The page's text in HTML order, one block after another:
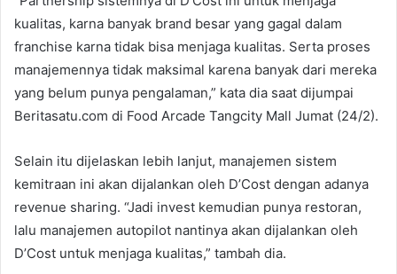
kualitas, karna banyak brand besar yang gagal dalam
franchise karna tidak bisa menjaga kualitas. Serta proses
manajemennya tidak maksimal karena banyak dari mereka
yang belum punya pengalaman,” kata dia saat dijumpai
Beritasatu.com di Food Arcade Tangcity Mall Jumat (24/2).
Selain itu dijelaskan lebih lanjut, manajemen sistem
kemitraan ini akan dijalankan oleh D’Cost dengan adanya
revenue sharing. “Jadi invest kemudian punya restoran,
lalu manajemen autopilot nantinya akan dijalankan oleh
D’Cost untuk menjaga kualitas,” tambah dia.